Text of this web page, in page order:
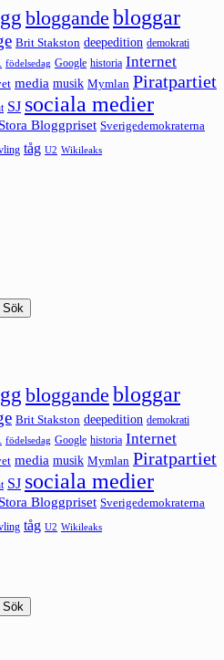
bloggande bloggar
Brit Stakston deepedition demokrati
födelsedag Google historia Internet
media musik Mymlan Piratpartiet
SJ sociala medier
Stora Bloggpriset Sverigedemokraterna
tåg U2 Wikileaks
bloggande bloggar
Brit Stakston deepedition demokrati
födelsedag Google historia Internet
media musik Mymlan Piratpartiet
SJ sociala medier
Stora Bloggpriset Sverigedemokraterna
tåg U2 Wikileaks